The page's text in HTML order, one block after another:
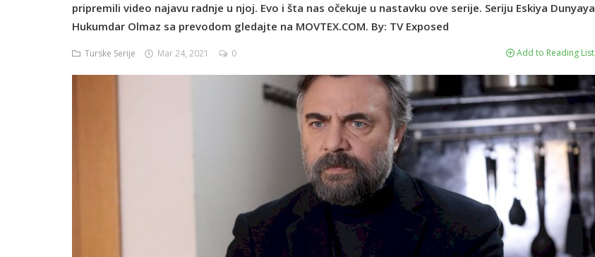
pripremili video najavu radnje u njoj. Evo i šta nas očekuje u nastavku ove serije. Seriju Eskiya Dunyaya
Hukumdar Olmaz sa prevodom gledajte na MOVTEX.COM. By: TV Exposed
Turske Serije Mar 24, 2021 0 Add to Reading List